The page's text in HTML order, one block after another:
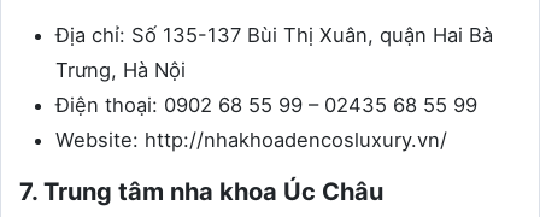
Địa chỉ: Số 135-137 Bùi Thị Xuân, quận Hai Bà
Trưng, Hà Nội
Điện thoại: 0902 68 55 99 – 02435 68 55 99
Website: http://nhakhoadencosluxury.vn/
7. Trung tâm nha khoa Úc Châu